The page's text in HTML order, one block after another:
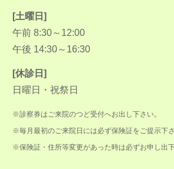
[土曜日]
午前 8:30～12:00
午後 14:30～16:30
[休診日]
日曜日・祝祭日
※診察券はご来院のつど受付へお出し下さい。
※毎月最初のご来院日には必ず保険証をご提示下さ
※保険証・住所等変更があった時は必ずお申し出下